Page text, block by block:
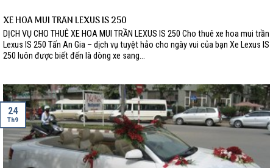
XE HOA MUI TRẦN LEXUS IS 250
DỊCH VỤ CHO THUÊ XE HOA MUI TRẦN LEXUS IS 250 Cho thuê xe hoa mui trần
Lexus IS 250 Tấn An Gia – dịch vụ tuyệt hảo cho ngày vui của bạn Xe Lexus IS
250 luôn được biết đến là dòng xe sang...
24
Th9